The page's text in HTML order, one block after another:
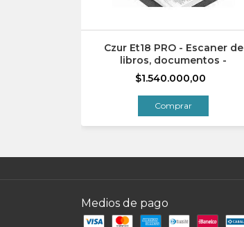
Czur Et18 PRO - Escaner de
libros, documentos -
$1.540.000,00
Medios de pago